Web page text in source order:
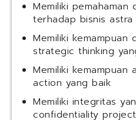
Memiliki pemahaman
terhadap bisnis
Memiliki kemampuan
strategic thinking
Memiliki kemampuan
action yang baik
Memiliki integritas
confidentiality project